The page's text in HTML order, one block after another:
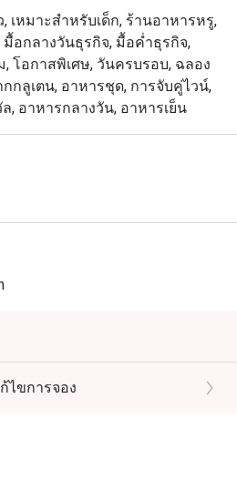
เหมาะสำหรับเด็ก, ร้านอาหารหรู,
อกลางวันธุรกิจ, มื้อค่ำธุรกิจ,
โอกาสพิเศษ, วันครบรอบ, ฉลอง
กกลูเตน, อาหารชุด, การจับคู่ไวน์,
, อาหารกลางวัน, อาหารเย็น
ไขการจอง